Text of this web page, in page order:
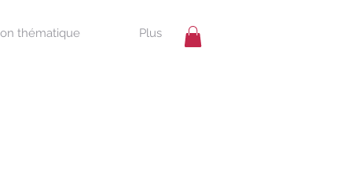
thématique Plus